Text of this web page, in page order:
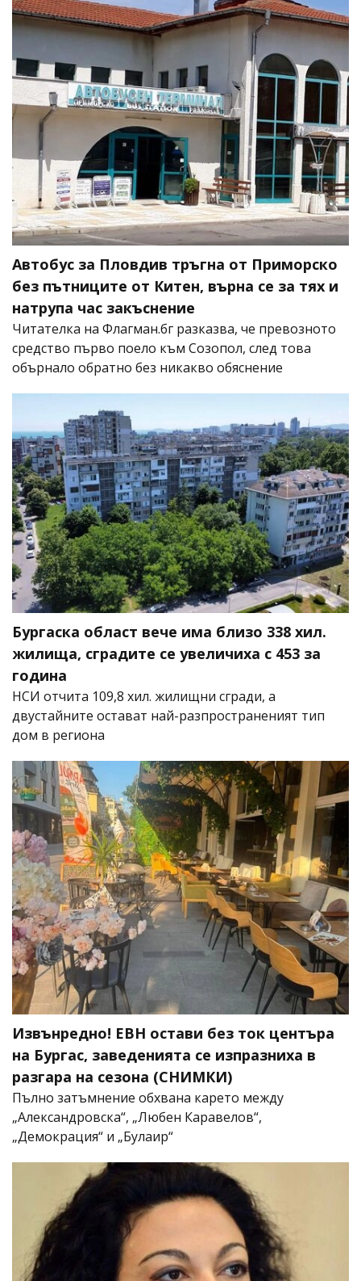
Автобус за Пловдив тръгна от Приморско
без пътниците от Китен, върна се за тях и
натрупа час закъснение
Читателка на Флагман.бг разказва, че превозното
средство първо поело към Созопол, след това
обърнало обратно без никакво обяснение
Бургаска област вече има близо 338 хил.
жилища, сградите се увеличиха с 453 за
година
НСИ отчита 109,8 хил. жилищни сгради, а
двустайните остават най-разпространеният тип
дом в региона
Извънредно! ЕВН остави без ток центъра
на Бургас, заведенията се изпразниха в
разгара на сезона (СНИМКИ)
Пълно затъмнение обхвана карето между
„Александровска“, „Любен Каравелов“,
„Демокрация“ и „Булаир“